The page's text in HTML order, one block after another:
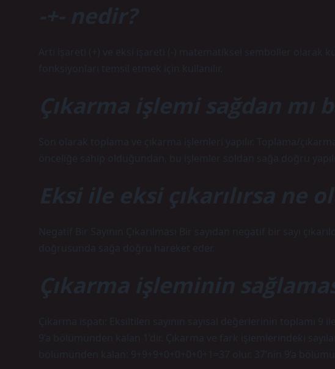
-+- nedir?
Artı işareti (+) ve eksi işareti (-) matematiksel semboller olarak
fonksiyonları temsil etmek için kullanılır.
Çıkarma işlemi sağdan mı
Son olarak toplama ve çıkarma işlemleri yapılır. Toplama/
önceliğe sahip olduğundan, bu işlemler soldan sağa doğru
Eksi ile eksi çıkarılırsa ne
Negatif Bir Sayının Çıkarılması Bir sayıdan negatif bir sayı
doğrusunda sağa doğru hareket eder.
Çıkarma işleminin
Çıkarma ispatı: Eksiltilen sayının sayısal değerlerinin toplamı 9
9’a bölümünden kalan 1’dir. Çıkarma ve fark işlemlerindeki
bölümünden kalan: 9+9+9+0+0+0+0+1=37 olur. 37’nin 9’a